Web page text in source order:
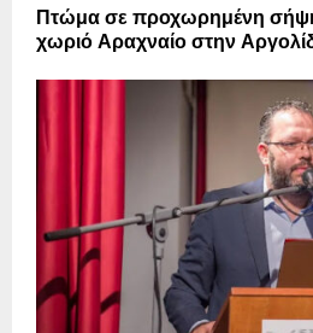
Πτώμα σε προχωρημένη
χωριό Αραχναίο στην